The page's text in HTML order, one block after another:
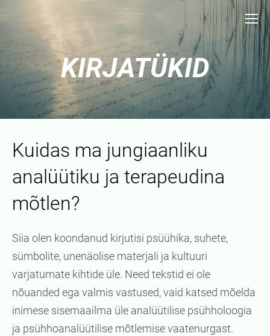
KIRJATÜKID
Kuidas ma jungiaanliku
analüütiku ja terapeudina
mõtlen?
Siia olen koondanud kirjutisi psüühika, suhete,
sümbolite, unenäolise materjali ja kultuuri
varjatumate kihtide üle. Need tekstid ei ole
nõuanded ega valmis vastused, vaid katsed mõelda
inimese sisemaailma üle analüütilise psühholoogia
ja psühhoanalüütilise mõtlemise vaatenurgast.